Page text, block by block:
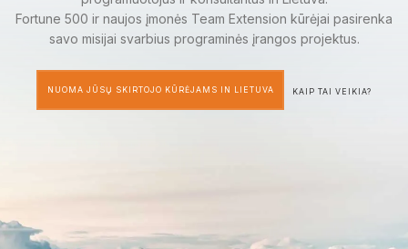
Fortune 500 ir naujos įmonės Team Extension kūrėjai pasirenka
savo misijai svarbius programinės įrangos projektus.
NUOMA JŪSŲ SKIRTOJO KŪRĖJAMS IN LIETUVA KAIP TAI VEIKIA?